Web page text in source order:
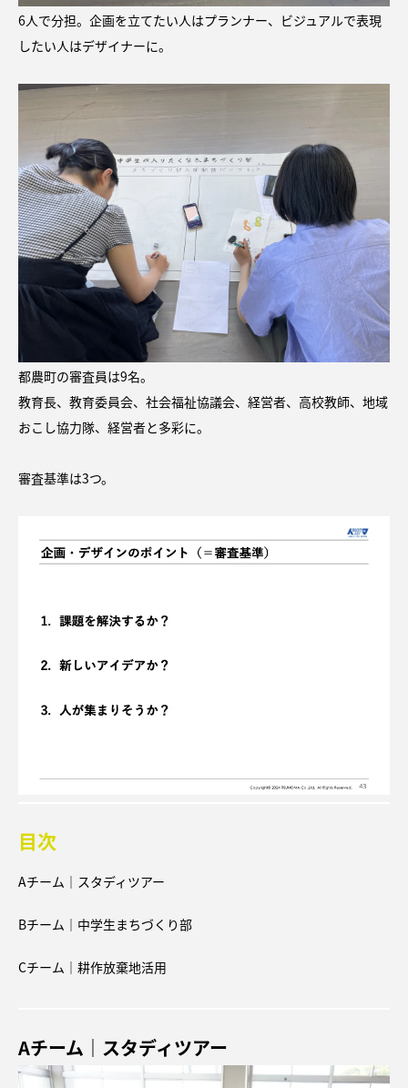
6人で分担。企画を立てたい人はプランナー、ビジュアルで表現
したい人はデザイナーに。
都農町の審査員は9名。
教育長、教育委員会、社会福祉協議会、経営者、高校教師、地域
おこし協力隊、経営者と多彩に。
審査基準は3つ。
目次
Aチーム｜スタディツアー
Bチーム｜中学生まちづくり部
Cチーム｜耕作放棄地活用
Aチーム｜スタディツアー